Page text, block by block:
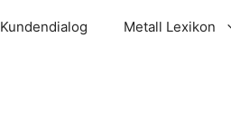
Kundendialog Metall Lexikon